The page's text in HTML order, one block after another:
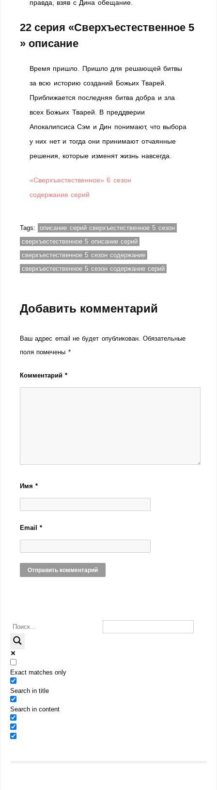
правда, взяв с Дина обещание.
22 серия «Сверхъестественное 5
» описание
Время пришло. Пришло для решающей битвы
за всю историю созданий Божьих Тварей.
Приближается последняя битва добра и зла
всех Божьих Тварей. В преддверии
Апокалипсиса Сэм и Дин понимают, что выбора
у них нет и тогда они принимают отчаянные
решения, которые изменят жизнь навсегда.
«Сверхъестественное» 6 сезон
содержание серий
Tags:
описание серий сверхъестественное 5 сезон
сверхъестественное 5 описание серий
сверхъестественное 5 сезон содержание
сверхъестественное 5 сезон содержание серий
Добавить комментарий
Ваш адрес email не будет опубликован. Обязательные
поля помечены *
Комментарий*
Имя*
Email*
Exact matches only
Search in title
Search in content